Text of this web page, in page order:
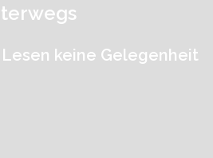
keine Gelegenheit